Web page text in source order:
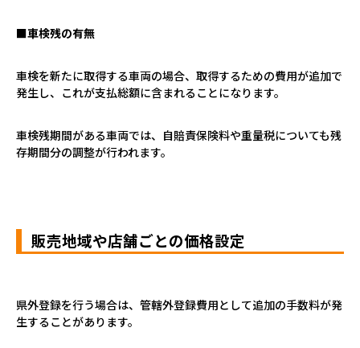
■車検残の有無
車検を新たに取得する車両の場合、取得するための費用が追加で
発生し、これが支払総額に含まれることになります。
車検残期間がある車両では、自賠責保険料や重量税についても残
存期間分の調整が行われます。
販売地域や店舗ごとの価格設定
県外登録を行う場合は、管轄外登録費用として追加の手数料が発
生することがあります。